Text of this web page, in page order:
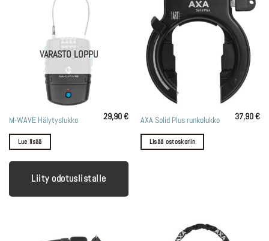
VARASTO LOPPU
M-WAVE Hälytyslukko 29,90€
Lue lisää
Liity odotuslistalle
AXA Solid Plus runkolukko 37,90€
Lisää ostoskoriin